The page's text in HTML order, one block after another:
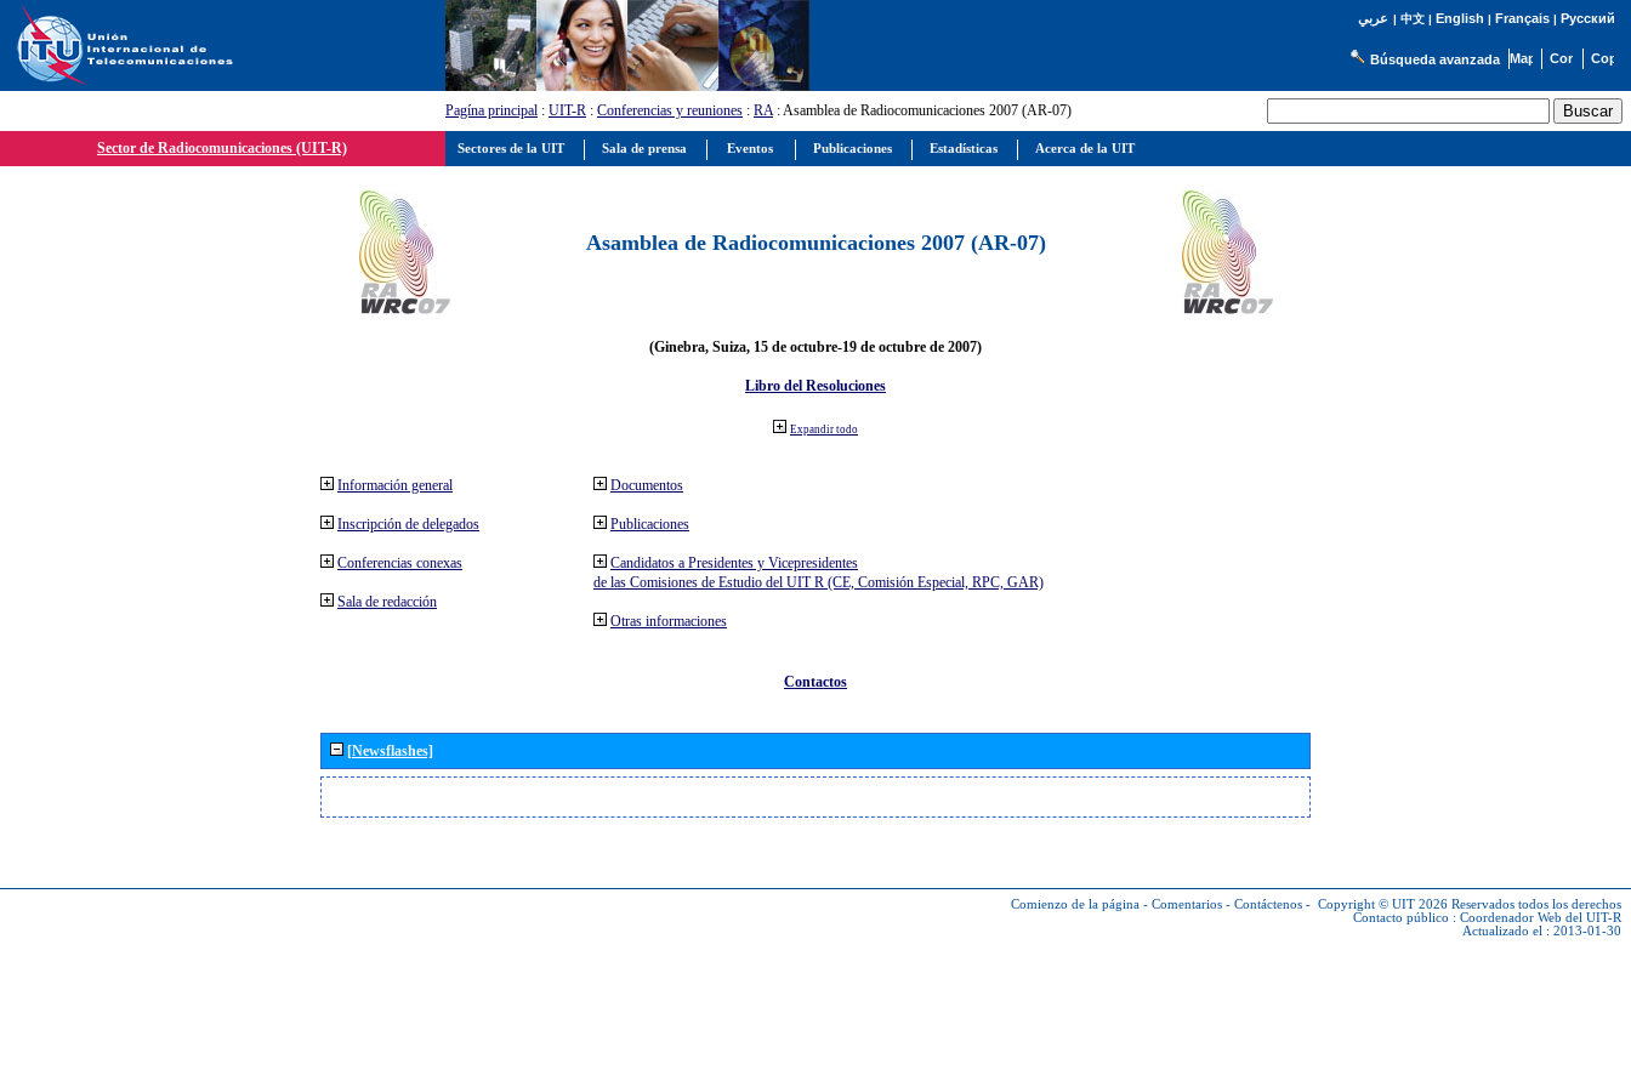
عربي | 中文| English | Français| Русский
Búsqueda avanzada
Pagína principal : UIT-R : Conferencias y reuniones : RA: Asamblea de Radiocomunicaciones 2007 (AR-07)
Sector de Radiocomunicaciones (UIT-R)
Asamblea de Radiocomunicaciones 2007 (AR-07)
(Ginebra, Suiza, 15 de octubre-19 de octubre de 2007)
Libro del Resoluciones
Expandir todo
Información general
Inscripción de delegados
Conferencias conexas
Sala de redacción
Documentos
Publicaciones
Candidatos a Presidentes y Vicepresidentes
de las Comisiones de Estudio del UIT R (CE, Comisión Especial, RPC, GAR)
Otras informaciones
Contactos
[Newsflashes]
Comienzo de la página - Comentarios - Contáctenos - Copyright © UIT 2026 Reservados todos los derechos
Contacto público : Coordenador Web del UIT-R
Actualizado el : 2013-01-30
Sectores de la UIT Sala de prensa Eventos Publicaciones Estadísticas Acerca de la UIT